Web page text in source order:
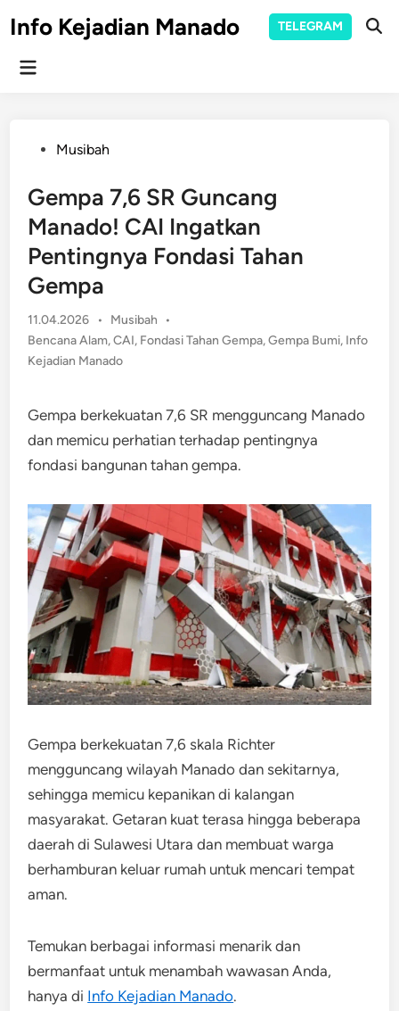
toInfo Kejadian Manado TELEGRAM
Main
PostedMusibah
Gempa 7,6 SR Guncang
Manado! CAI Ingatkan
Pentingnya Fondasi Tahan
Gempa
11.04.2026 •
Posted
in
Musibah
•
Bencana Alam,CAI, Fondasi Tahan Gempa,Gempa Bumi, Info
Kejadian Manado
Gempa berkekuatan 7,6 SR mengguncang Manado
dan memicu perhatian terhadap pentingnya
fondasi bangunan tahan gempa.
Gempa berkekuatan 7,6 skala Richter
mengguncang wilayah Manado dan sekitarnya,
sehingga memicu kepanikan di kalangan
masyarakat. Getaran kuat terasa hingga beberapa
daerah di Sulawesi Utara dan membuat warga
berhamburan keluar rumah untuk mencari tempat
aman.
Temukan berbagai informasi menarik dan
bermanfaat untuk menambah wawasan Anda,
hanya di Info Kejadian Manado.